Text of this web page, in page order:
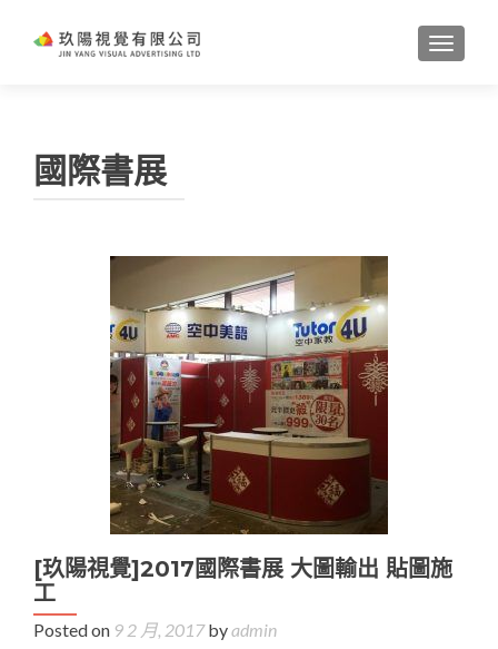
國際書展
[玖陽視覺]2017國際書展 大圖輸出 貼圖施
工
Posted on 9 2 月, 2017byadmin